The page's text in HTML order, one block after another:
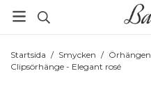
Startsida / Smycken / Örhängen
Clipsörhänge - Elegant rosé